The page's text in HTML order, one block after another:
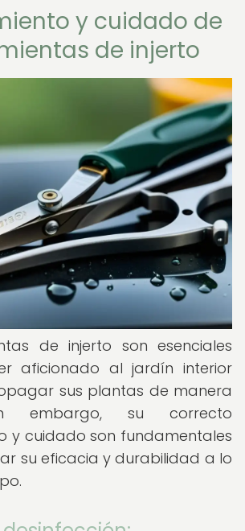
y cuidado de
de injerto
de injerto son esenciales
aficionado al jardín interior
sus plantas de manera
embargo, su correcto
y cuidado son fundamentales
su eficacia y durabilidad a lo